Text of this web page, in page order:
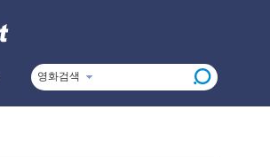
영화검색